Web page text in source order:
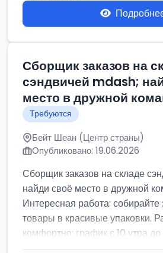
Сборщик заказов на
сэндвичей mdash;
место в дружной
Требуются
Бейт Шеан (Центр страны)
Опубликовано: 19.06.2026
Сборщик заказов на складе
найди своё место в дружной
Интересная работа: собирайте
товары в красивые упаковки.
комфортно: график с 10 утра до